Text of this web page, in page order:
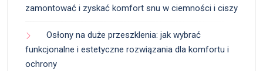
zamontować i zyskać komfort snu w ciemności i ciszy
Osłony na duże przeszklenia: jak wybrać
funkcjonalne i estetyczne rozwiązania dla komfortu i
ochrony